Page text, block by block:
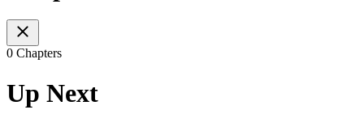
0 Chapters
Up Next